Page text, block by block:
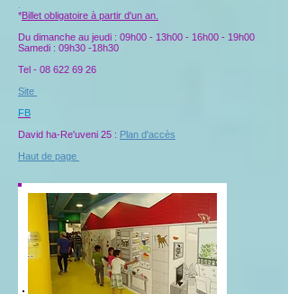
*Billet obligatoire à partir d'un an.
Du dimanche au jeudi : 09h00 - 13h00 - 16h00 - 19h00
Samedi : 09h30 -18h30
Tel - 08 622 69 26
Site
FB
David ha-Re'uveni 25 : Plan d'accès
Haut de page